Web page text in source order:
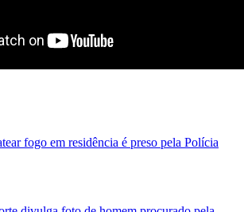
fogo em residência é preso pela Polícia